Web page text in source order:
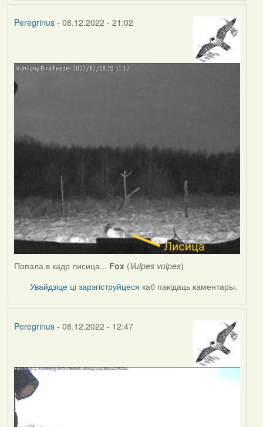
Peregrinus- 08.12.2022 - 21:02
Попала в кадр лисица... Fox(Vulpes vulpes)
Увайдзіце цізарэгіструйцеся каб пакідаць каментары.
Peregrinus- 08.12.2022 - 12:47